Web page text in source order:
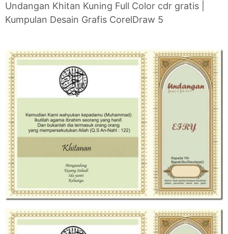
Undangan Khitan Kuning Full Color cdr gratis |
Kumpulan Desain Grafis CorelDraw 5